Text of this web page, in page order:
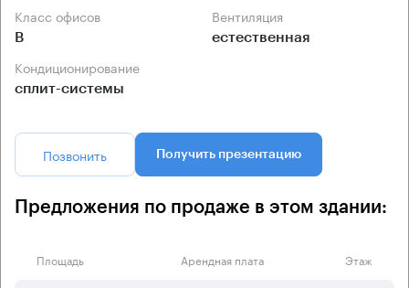
Класс офисов
B
Вентиляция
естественная
Кондиционирование
сплит-системы
Позвонить Получить презентацию
Предложения по продаже в этом здании:
Площадь Арендная плата Этаж